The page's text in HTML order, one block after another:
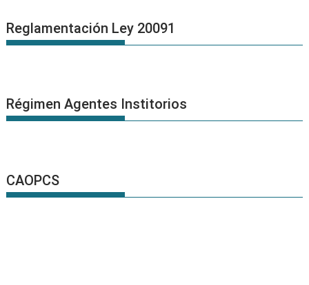
Reglamentación Ley 20091
Régimen Agentes Institorios
CAOPCS